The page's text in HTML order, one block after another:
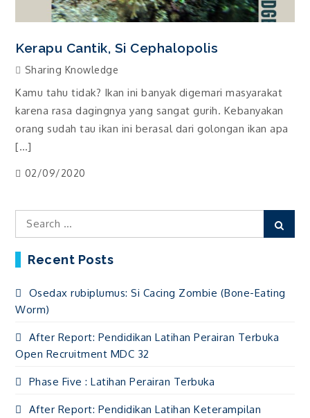
Kerapu Cantik, Si Cephalopolis
Sharing Knowledge
Kamu tahu tidak? Ikan ini banyak digemari masyarakat
karena rasa dagingnya yang sangat gurih. Kebanyakan
orang sudah tau ikan ini berasal dari golongan ikan apa
[…]
02/09/2020
Search
for:
Recent Posts
Osedax rubiplumus: Si Cacing Zombie (Bone-Eating
Worm)
After Report: Pendidikan Latihan Perairan Terbuka
Open Recruitment MDC 32
Phase Five : Latihan Perairan Terbuka
After Report: Pendidikan Latihan Keterampilan